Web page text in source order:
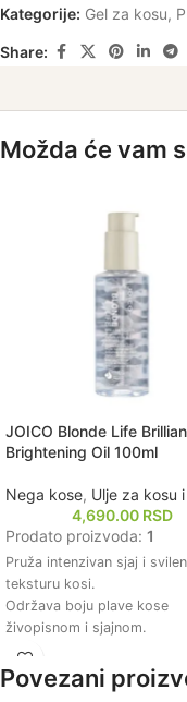
Kategorije: Gel za kosu,
Share:
Možda će vam
JOICO Blonde Life
Brightening Oil 100ml
Nega kose, Ulje za kosu
4,690.00 RSD
Prodato proizvoda: 1
Pruža intenzivan sjaj i
teksturu kosi.
Održava boju plave kose
živopisnom i sjajnom.
Štiti kosu od oštećenja
uzrokovanih toplotom i UV
zračenjem.
Povezani